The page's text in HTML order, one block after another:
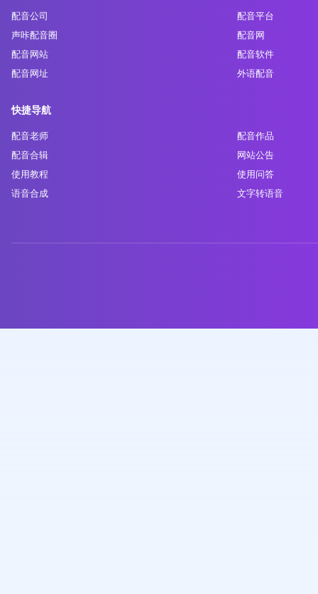
配音公司
配音平台
声咔配音圈
配音网
配音网站
配音软件
配音网址
外语配音
快捷导航
配音老师
配音作品
配音合辑
网站公告
使用教程
使用问答
语音合成
文字转语音